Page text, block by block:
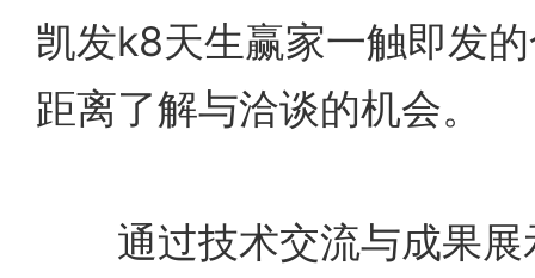
凯发k8天生赢家一触即发
距离了解与洽谈的机会。
通过技术交流与成果展